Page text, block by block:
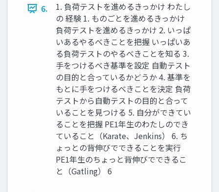
6.
1. 負荷テストを進めるきっかけ わたし
の 経験 1. ものごとを進めるきっかけ
負荷テストを進めるきっかけ 2. いっぱ
いあるやるべきことを把握 いっぱいあ
る負荷テストのやるべきことを知る 3.
手をつけるべき基準を設定 自動テスト
の目的と合っているかどうか 4. 基準を
もとに手をつけるべきことを決定 負荷
テストから自動テストの目的と合って
いることを見つける 5. 自分ができてい
ることを把握 PE1年生のわたしのでき
ていること（Karate、Jenkins） 6. ち
ょっとの背伸びでできることを実行
PE1年生のちょっと背伸びでできるこ
と（Gatling） 6